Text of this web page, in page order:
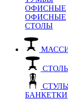
ОФИСНЫЕ
ОФИСНЫЕ
СТОЛЫ
БАНКЕТКИ